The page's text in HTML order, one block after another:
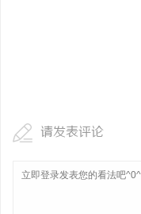
请发表评论